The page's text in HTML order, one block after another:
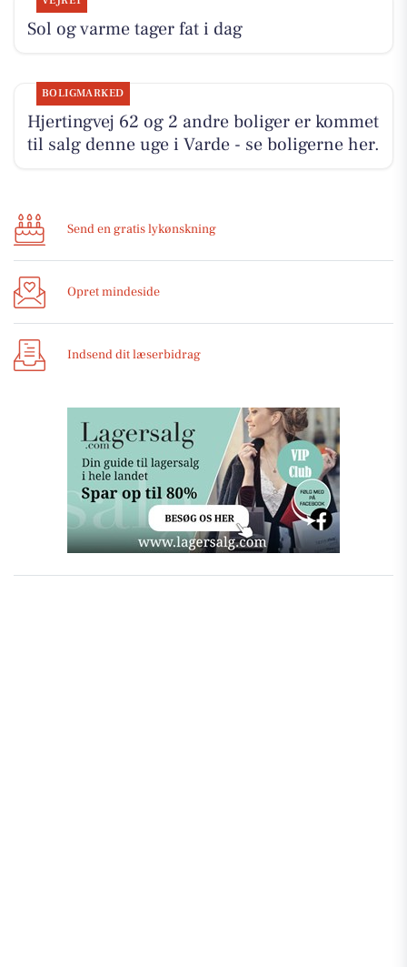
Sol og varme tager fat i dag
BOLIGMARKED
Hjertingvej 62 og 2 andre boliger er kommet
til salg denne uge i Varde - se boligerne her.
Send en gratis lykønskning
Opret mindeside
Indsend dit læserbidrag